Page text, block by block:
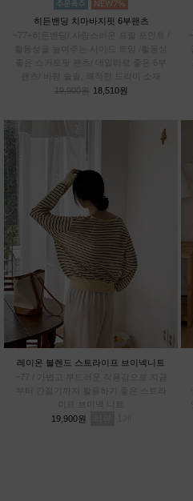
히든밴딩 치마바지핏 6부팬츠
~77+히든밴딩/ 사랑스러운 프릴 포인트 /
활동성을 높여주는 사이드 트임 /활동성
좋은 스커트핏 팬츠/ 데일리로 좋은 6부
팬츠/ 바람 솔솔, 쾌적한 드라이 소재
19,900원
18,510원
레이온 블렌드 스트라이프 브이넥니트
부터 간절기까지 활용하기 좋은 스트라
19,900원